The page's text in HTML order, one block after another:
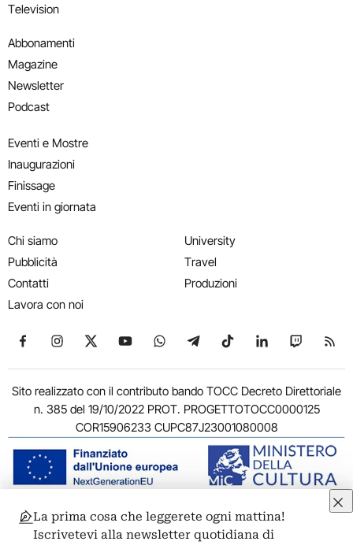
Television
Abbonamenti
Magazine
Newsletter
Podcast
Eventi e Mostre
Inaugurazioni
Finissage
Eventi in giornata
Chi siamo
Pubblicità
Contatti
Lavora con noi
University
Travel
Produzioni
Seguici su Facebook
Seguici su Instagram
Seguici su X
Seguici su YouTube
Seguici su WhatsApp
Seguici su Telegram
Seguici su TikTok
Seguici su
Seguici
Sito realizzato con il contributo bando TOCC Decreto Direttoriale
n. 385 del 19/10/2022 PROT. PROGETTOTOCC0000125
COR15906233 CUPC87J23001080008
© 2011-2026 ARTRIBUNE srl – Corso Vittorio Emanuele II, 287 –
00186 Roma - P.I. 11381581005
La prima cosa che leggerete ogni mattina!
Iscrivetevi alla newsletter quotidiana di